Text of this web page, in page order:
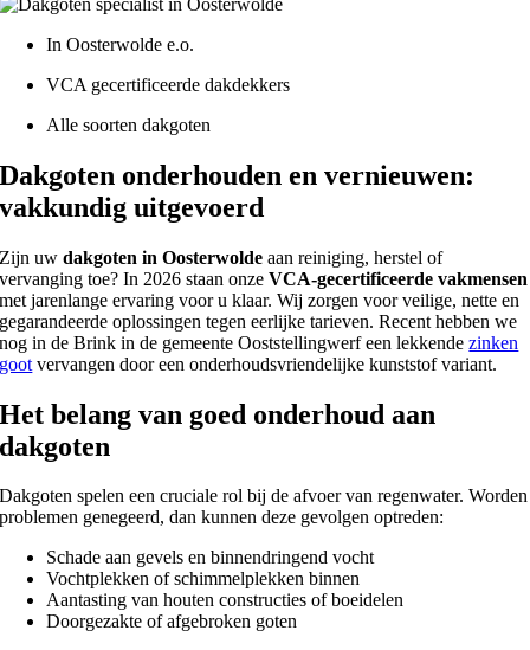
In Oosterwolde e.o.
VCA gecertificeerde dakdekkers
Alle soorten dakgoten
Dakgoten onderhouden en vernieuwen:
vakkundig uitgevoerd
Zijn uwdakgoten in Oosterwolde aan reiniging, herstel of
vervanging toe? In 2026 staan onzeVCA-gecertificeerde vakmensen
met jarenlange ervaring voor u klaar. Wij zorgen voor veilige, nette en
gegarandeerde oplossingen tegen eerlijke tarieven. Recent hebben we
nog in de Brink in de gemeente Ooststellingwerf een lekkendezinken
goot vervangen door een onderhoudsvriendelijke kunststof variant.
Het belang van goed onderhoud aan
dakgoten
Dakgoten spelen een cruciale rol bij de afvoer van regenwater. Worden
problemen genegeerd, dan kunnen deze gevolgen optreden:
Schade aan gevels en binnendringend vocht
Vochtplekken of schimmelplekken binnen
Aantasting van houten constructies of boeidelen
Doorgezakte of afgebroken goten